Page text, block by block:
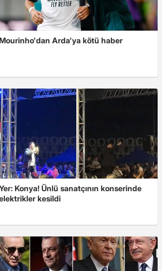
Mourinho'dan Arda'ya kötü haber
Konya! Ünlü sanatçının konserinde
kesildi